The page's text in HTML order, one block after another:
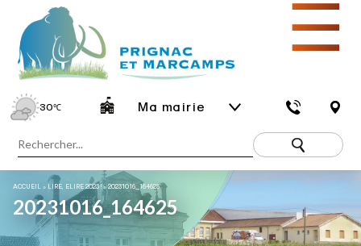
30℃ Ma mairie
☰
ACCUEIL » LIRE, ELIRE 2023 !»20231016_164625
20231016_164625